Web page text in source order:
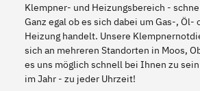
Klempner- und Heizungsbereich -
Ganz egal ob es sich dabei um Gas-, Öl-
Heizung handelt. Unsere
sich an mehreren Standorten in Moos,
es uns möglich schnell bei Ihnen zu sein
im Jahr - zu jeder Uhrzeit!